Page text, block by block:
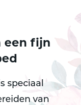
een fijn
speciaal
van